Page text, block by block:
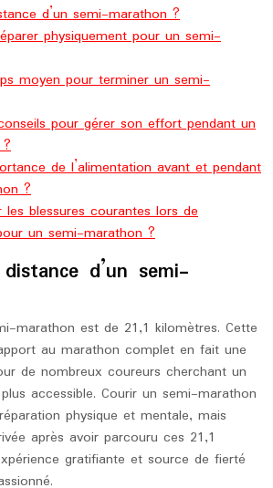
d’un semi-marathon ?
physiquement pour un semi-
moyen pour terminer un semi-
pour gérer son effort pendant un
de l’alimentation avant et pendant
?
les blessures courantes lors de
un semi-marathon ?
d’un semi-
marathon est de 21,1 kilomètres. Cette
au marathon complet en fait une
de nombreux coureurs cherchant un
accessible. Courir un semi-marathon
physique et mentale, mais
après avoir parcouru ces 21,1
gratifiante et source de fierté